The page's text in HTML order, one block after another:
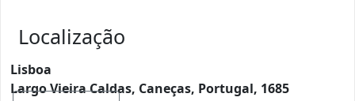
Localização
Lisboa
Largo Vieira Caldas, Caneças, Portugal, 1685